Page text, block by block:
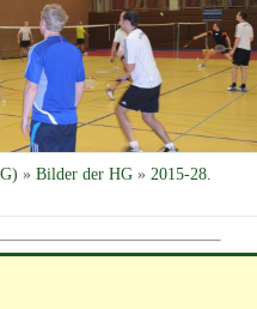
» Bilder der HG » 2015-28.